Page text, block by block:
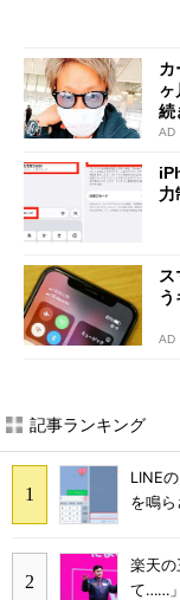
カ
ヶ
続
AD
力
う
AD
記事ランキング
LINE
を鳴
楽天
て……